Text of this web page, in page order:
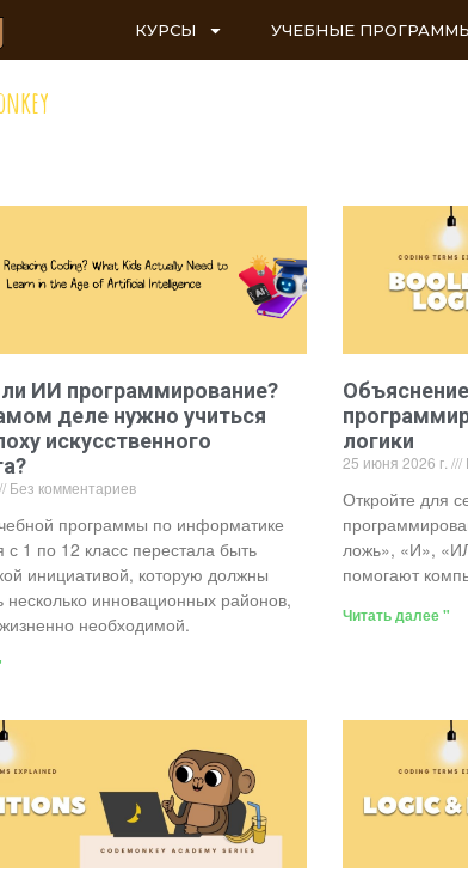
КУРСЫ УЧЕБНЫЕ
ИИ программирование?
деле нужно учиться
искусственного
Без комментариев
программы по информатике
1 по 12 класс перестала быть
инициативой, которую должны
несколько инновационных районов,
необходимой.
логики
25 июня 2026 г.
Откройте для
ложь», «И»,
помогают
Читать далее "